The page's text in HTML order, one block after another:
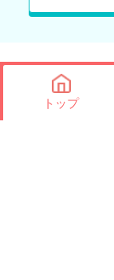
トップ